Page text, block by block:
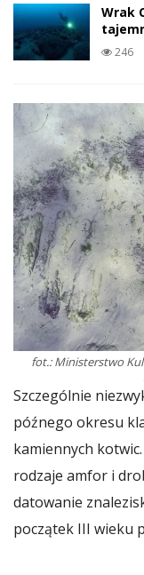
Wrak
246
fot.: Ministerstwo
Szczególnie
późnego okresu
kamiennych
rodzaje amfor i
datowanie
początek III wieku